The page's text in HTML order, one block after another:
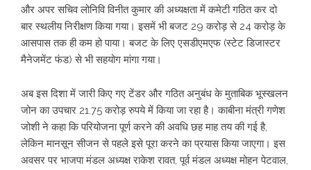
और अपर सचिव लोनिवि विनीत कुमार की अध्यक्षता में कमेटी गठित कर दो
बार स्थलीय निरीक्षण किया गया। इसमें भी बजट 29 करोड़ से 24 करोड़ के
आसपास तक ही कम हो पाया। बजट के लिए एसडीएमएफ (स्टेट डिजास्टर
मैनेजमेंट फंड) से भी सहयोग मांगा गया।
अब इस दिशा में जारी किए गए टेंडर और गठित अनुबंध के मुताबिक भूस्खलन
जोन का उपचार 21.75 करोड़ रुपये में किया जा रहा है। काबीना मंत्री गणेश
जोशी ने कहा कि परियोजना पूर्ण करने की अवधि छह माह तय की गई है,
लेकिन मानसून सीजन से पहले इसे पूरा करने का प्रयास किया जाएगा। इस
अवसर पर भाजपा मंडल अध्यक्ष राकेश रावत, पूर्व मंडल अध्यक्ष मोहन पेटवाल,